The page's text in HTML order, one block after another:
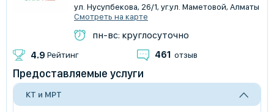
ул. Нусупбекова, 26/1, уг.ул. Маметовой, Алматы
Смотреть на карте
пн-вс: круглосуточно
4.9 Рейтинг 461 отзыв
Предоставляемые услуги
КТ и МРТ